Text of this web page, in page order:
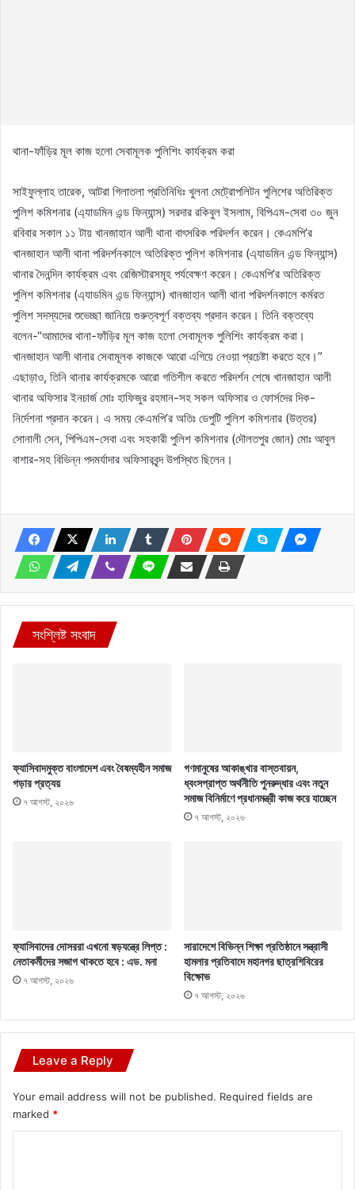
থানা-ফাঁড়ির মূল কাজ হলো সেবামূলক পুলিশিং কার্যক্রম করা
সাইফুল্লাহ তারেক, আটরা গিলাতলা প্রতিনিধিঃ খুলনা মেট্রোপলিটন পুলিশের অতিরিক্ত
পুলিশ কমিশনার (এ্যাডমিন এন্ড ফিন্যান্স) সরদার রকিবুল ইসলাম, বিপিএম-সেবা ৩০ জুন
রবিবার সকাল ১১ টায় খানজাহান আলী থানা বাৎসরিক পরিদর্শন করেন। কেএমপি’র
খানজাহান আলী থানা পরিদর্শনকালে অতিরিক্ত পুলিশ কমিশনার (এ্যাডমিন এন্ড ফিন্যান্স)
থানার দৈনন্দিন কার্যক্রম এবং রেজিস্টারসমূহ পর্যবেক্ষণ করেন। কেএমপি’র অতিরিক্ত
পুলিশ কমিশনার (এ্যাডমিন এন্ড ফিন্যান্স) খানজাহান আলী থানা পরিদর্শনকালে কর্মরত
পুলিশ সদস্যদের শুভেচ্ছা জানিয়ে গুরুত্বপূর্ণ বক্তব্য প্রদান করেন। তিনি বক্তব্যে
বলেন-“আমাদের থানা-ফাঁড়ির মূল কাজ হলো সেবামূলক পুলিশিং কার্যক্রম করা।
খানজাহান আলী থানার সেবামূলক কাজকে আরো এগিয়ে নেওয়া প্রচেষ্টা করতে হবে।”
এছাড়াও, তিনি থানার কার্যক্রমকে আরো গতিশীল করতে পরিদর্শন শেষে খানজাহান আলী
থানার অফিসার ইনচার্জ মোঃ হাফিজুর রহমান-সহ সকল অফিসার ও ফোর্সদের দিক-
নির্দেশনা প্রদান করেন। এ সময় কেএমপি’র অতিঃ ডেপুটি পুলিশ কমিশনার (উত্তর)
সোনালী সেন, পিপিএম-সেবা এবং সহকারী পুলিশ কমিশনার (দৌলতপুর জোন) মোঃ আবুল
বাশার-সহ বিভিন্ন পদমর্যাদার অফিসারবৃন্দ উপস্থিত ছিলেন।
সংশ্লিষ্ট সংবাদ
ফ্যাসিবাদমুক্ত বাংলাদেশ এবং বৈষম্যহীন সমাজ
গড়ার প্রত্যয়
৭ আগস্ট, ২০২৬
গণমানুষের আকাঙ্খার বাস্তবায়ন,
ধ্বংসপ্রাপ্ত অর্থনীতি পুনরুদ্ধার এবং নতুন
সমাজ বিনির্মাণে প্রধানমন্ত্রী কাজ করে যাচ্ছেন
৭ আগস্ট, ২০২৬
ফ্যাসিবাদের দোসররা এখনো ষড়যন্ত্রে লিপ্ত :
নেতাকর্মীদের সজাগ থাকতে হবে : এড. মনা
৭ আগস্ট, ২০২৬
সারাদেশে বিভিন্ন শিক্ষা প্রতিষ্ঠানে সন্ত্রাসী
হামলার প্রতিবাদে মহানগর ছাত্রশিবিরের
বিক্ষোভ
৭ আগস্ট, ২০২৬
Leave a Reply
Your email address will not be published. Required fields are
marked *